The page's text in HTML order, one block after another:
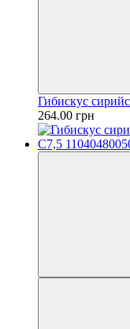
Гибискус
264.00 грн